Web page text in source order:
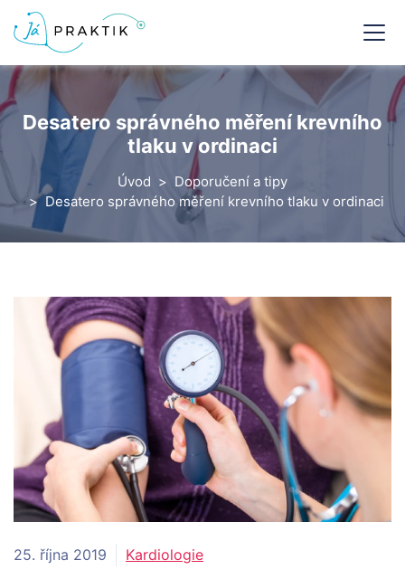
Desatero správného měření krevního
tlaku v ordinaci
Úvod
Doporučení a tipy
Desatero správného měření krevního tlaku v ordinaci
25. října 2019 Kardiologie